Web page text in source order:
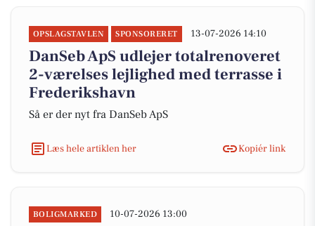
OPSLAGSTAVLEN SPONSORERET 13-07-2026 14:10
DanSeb ApS udlejer totalrenoveret
2-værelses lejlighed med terrasse i
Frederikshavn
Så er der nyt fra DanSeb ApS
Læs hele artiklen her Kopiér link
BOLIGMARKED 10-07-2026 13:00